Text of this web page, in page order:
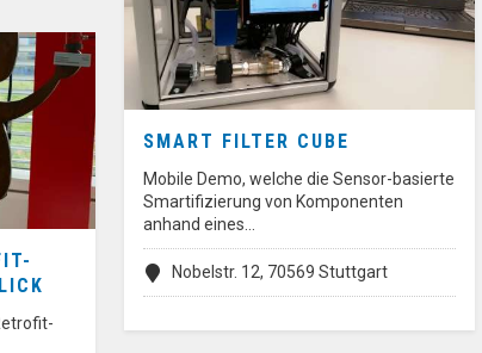
SMART FILTER CUBE
Mobile Demo, welche die Sensor-basierte
Smartifizierung von Komponenten
anhand eines…
Nobelstr. 12, 70569 Stuttgart